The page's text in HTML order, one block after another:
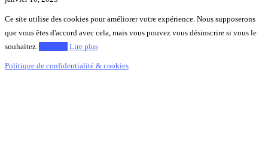
Ce site utilise des cookies pour améliorer votre expérience. Nous supposerons
que vous êtes d'accord avec cela, mais vous pouvez vous désinscrire si vous le
souhaitez.
Lire plus
Politique de confidentialité & cookies